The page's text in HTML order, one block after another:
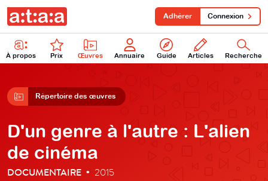
À propos Prix Œuvres Annuaire Guide Articles Recherche
Adhérer Connexion
Répertoire des œuvres
D'un genre à l'autre : L'alien
de cinéma
DOCUMENTAIRE • 2015